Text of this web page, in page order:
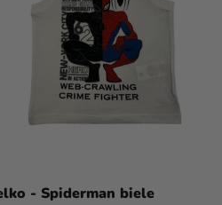
- Spiderman biele